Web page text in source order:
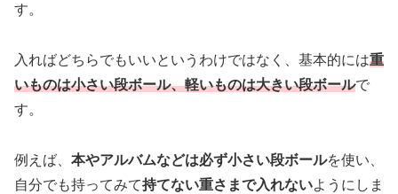
す。
入ればどちらでもいいというわけではなく、基本的には重
いものは小さい段ボール、軽いものは大きい段ボールで
す。
例えば、 本やアルバムなどは必ず小さい段ボールを使い、
自分でも持ってみて持てない重さまで入れないようにしま